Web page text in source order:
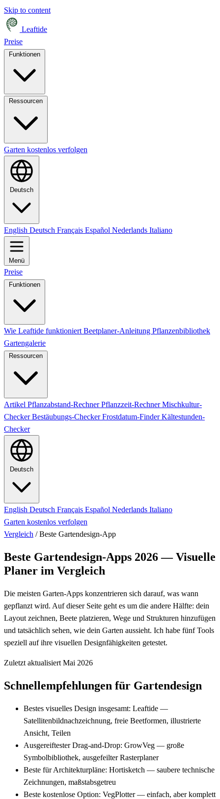
Skip to content
Leaftide
Preise
Garten kostenlos verfolgen
Deutsch
English Deutsch Français Español Nederlands Italiano
Menü
Preise
Funktionen
Wie Leaftide funktioniert Beetplaner-Anleitung Pflanzenbibliothek
Gartengalerie
Ressourcen
Artikel Pflanzabstand-RechnerPflanzzeit-RechnerMischkultur-
CheckerBestäubungs-CheckerFrostdatum-FinderKältestunden-
Checker
Deutsch
English Deutsch Français Español Nederlands Italiano
Garten kostenlos verfolgen
Vergleich / Beste Gartendesign-App
Beste Gartendesign-Apps 2026 — Visuelle
Planer im Vergleich
Die meisten Garten-Apps konzentrieren sich darauf, was wann
gepflanzt wird. Auf dieser Seite geht es um die andere Hälfte: dein
Layout zeichnen, Beete platzieren, Wege und Strukturen hinzufügen
und tatsächlich sehen, wie dein Garten aussieht. Ich habe fünf Tools
speziell auf ihre visuellen Designfähigkeiten getestet.
Zuletzt aktualisiert Mai 2026
Schnellempfehlungen für Gartendesign
Bestes visuelles Design insgesamt: Leaftide —
Satellitenbildnachzeichnung, freie Beetformen, illustrierte
Ansicht, Teilen
Ausgereiftester Drag-and-Drop: GrowVeg — große
Symbolbibliothek, ausgefeilter Rasterplaner
Beste für Architekturpläne: Hortisketch — saubere technische
Zeichnungen, maßstabsgetreu
Beste kostenlose Option: VegPlotter — einfach, aber komplett